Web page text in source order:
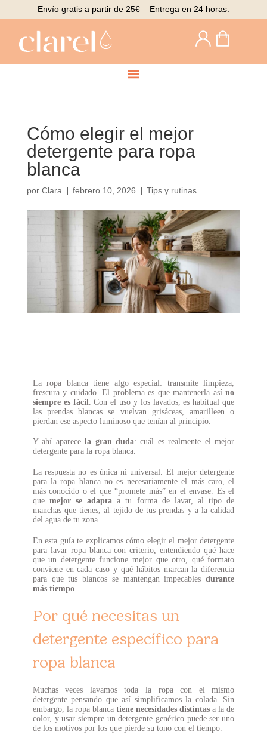
Envío gratis a partir de 25€ – Entrega en 24 horas.
Cómo elegir el mejor
detergente para ropa
blanca
porClara febrero 10, 2026 Tips y rutinas
La ropa blanca tiene algo especial: transmite limpieza,
frescura y cuidado. El problema es que mantenerla asíno
siempre es fácil . Con el uso y los lavados, es habitual que
las prendas blancas se vuelvan grisáceas, amarilleen o
pierdan ese aspecto luminoso que tenían al principio.
Y ahí aparecela gran duda: cuál es realmente el mejor
detergente para la ropa blanca.
La respuesta no es única ni universal. El mejor detergente
para la ropa blanca no es necesariamente el más caro, el
más conocido o el que “promete más” en el envase. Es el
quemejor se adapta a tu forma de lavar, al tipo de
manchas que tienes, al tejido de tus prendas y a la calidad
del agua de tu zona.
En esta guía te explicamos cómo elegir el mejor detergente
para lavar ropa blanca con criterio, entendiendo qué hace
que un detergente funcione mejor que otro, qué formato
conviene en cada caso y qué hábitos marcan la diferencia
para que tus blancos se mantengan impecables durante
más tiempo.
Por qué necesitas un
detergente específico para
ropa blanca
Muchas veces lavamos toda la ropa con el mismo
detergente pensando que así simplificamos la colada. Sin
embargo, la ropa blancatiene necesidades distintas a la de
color, y usar siempre un detergente genérico puede ser uno
de los motivos por los que pierde su tono con el tiempo.